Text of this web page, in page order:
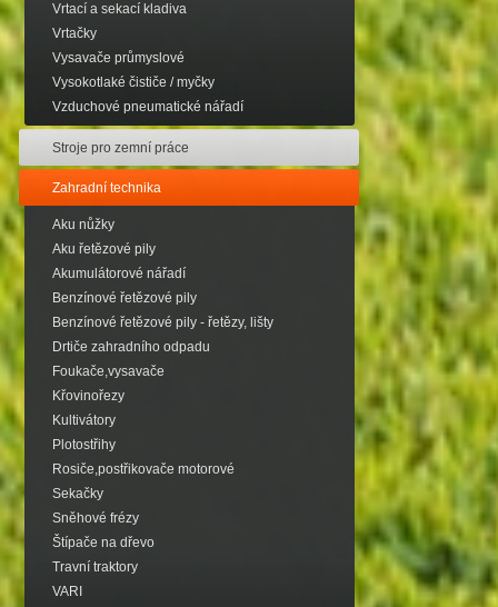
Vrtací a sekací kladiva
Vrtačky
Vysavače průmyslové
Vysokotlaké čističe / myčky
Vzduchové pneumatické nářadí
Stroje pro zemní práce
Zahradní technika
Aku nůžky
Aku řetězové pily
Akumulátorové nářadí
Benzínové řetězové pily
Benzínové řetězové pily - řetězy, lišty
Drtiče zahradního odpadu
Foukače,vysavače
Křovinořezy
Kultivátory
Plotostřihy
Rosiče,postřikovače motorové
Sekačky
Sněhové frézy
Štípače na dřevo
Travní traktory
VARI